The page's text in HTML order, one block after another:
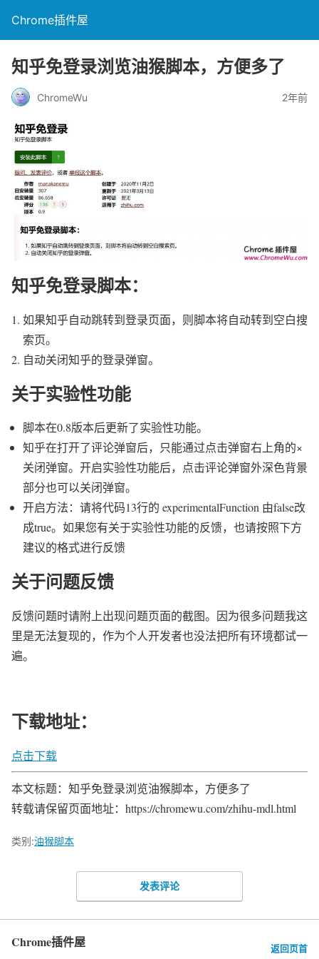
Chrome插件屋
知乎免登录浏览油猴脚本，方便多了
ChromeWu 2年前
知乎免登录脚本：
如果知乎自动跳转到登录页面，则脚本将自动转到空白搜
索页。
自动关闭知乎的登录弹窗。
关于实验性功能
脚本在0.8版本后更新了实验性功能。
知乎在打开了评论弹窗后，只能通过点击弹窗右上角的×
关闭弹窗。开启实验性功能后，点击评论弹窗外深色背景
部分也可以关闭弹窗。
开启方法：请将代码13行的 experimentalFunction 由false改
成true。如果您有关于实验性功能的反馈，也请按照下方
建议的格式进行反馈
关于问题反馈
反馈问题时请附上出现问题页面的截图。因为很多问题我这
里是无法复现的，作为个人开发者也没法把所有环境都试一
遍。
下载地址：
点击下载
本文标题：知乎免登录浏览油猴脚本，方便多了
转载请保留页面地址：https://chromewu.com/zhihu-mdl.html
类别:油猴脚本
发表评论
Chrome插件屋 返回页首